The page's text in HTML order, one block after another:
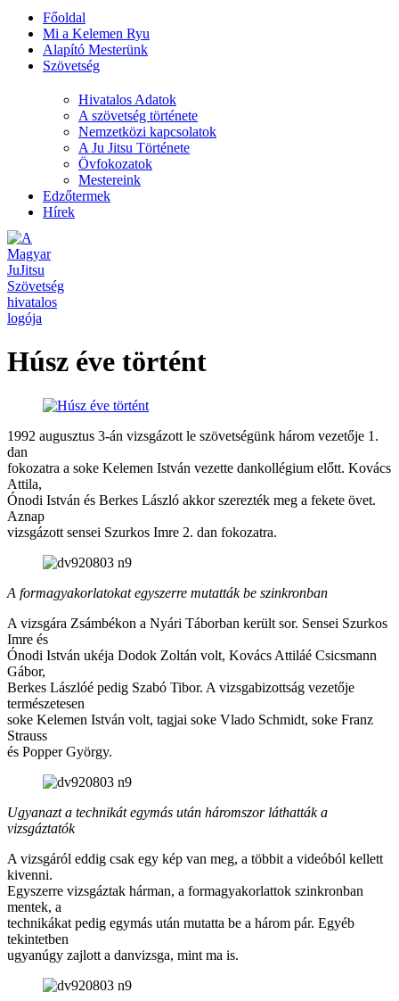
Főoldal
Mi a Kelemen Ryu
Alapító Mesterünk
Szövetség
Hivatalos Adatok
A szövetség története
Nemzetközi kapcsolatok
A Ju Jitsu Története
Övfokozatok
Mestereink
Edzőtermek
Hírek
Húsz éve történt
1992 augusztus 3-án vizsgázott le szövetségünk három vezetője 1.
dan
fokozatra a soke Kelemen István vezette dankollégium előtt. Kovács
Attila,
Ónodi István és Berkes László akkor szerezték meg a fekete övet.
Aznap
vizsgázott sensei Szurkos Imre 2. dan fokozatra.
A formagyakorlatokat egyszerre mutatták be szinkronban
A vizsgára Zsámbékon a Nyári Táborban került sor. Sensei Szurkos
Imre és
Ónodi István ukéja Dodok Zoltán volt, Kovács Attiláé Csicsmann
Gábor,
Berkes Lászlóé pedig Szabó Tibor. A vizsgabizottság vezetője
természetesen
soke Kelemen István volt, tagjai soke Vlado Schmidt, soke Franz
Strauss
és Popper György.
Ugyanazt a technikát egymás után háromszor láthatták a
vizsgáztatók
A vizsgáról eddig csak egy kép van meg, a többit a videóból kellett
kivenni.
Egyszerre vizsgáztak hárman, a formagyakorlattok szinkronban
mentek, a
technikákat pedig egymás után mutatta be a három pár. Egyéb
tekintetben
ugyanúgy zajlott a danvizsga, mint ma is.